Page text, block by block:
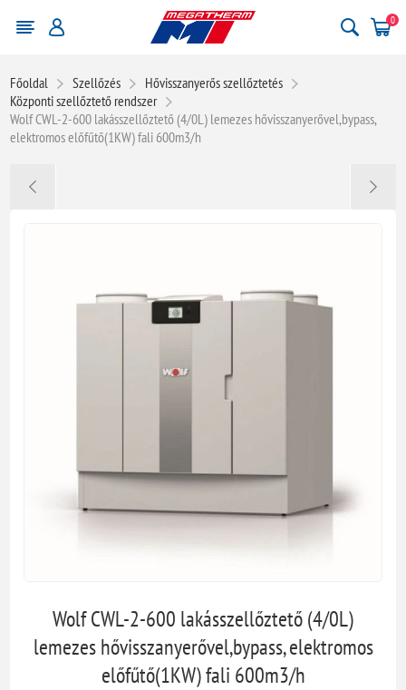
0
Főoldal Szellőzés
Hővisszanyerős szellőztetés
Központi szellőztető rendszer
Wolf CWL-2-600 lakásszellőztető (4/0L) lemezes hővisszanyerővel,bypass,
elektromos előfűtő(1KW) fali 600m3/h
Wolf CWL-2-600 lakásszellőztető (4/0L)
lemezes hővisszanyerővel,bypass, elektromos
előfűtő(1KW) fali 600m3/h